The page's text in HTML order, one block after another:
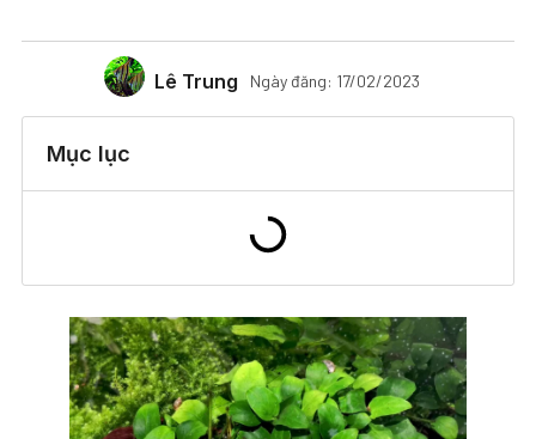
Lê Trung Ngày đăng: 17/02/2023
Mục lục